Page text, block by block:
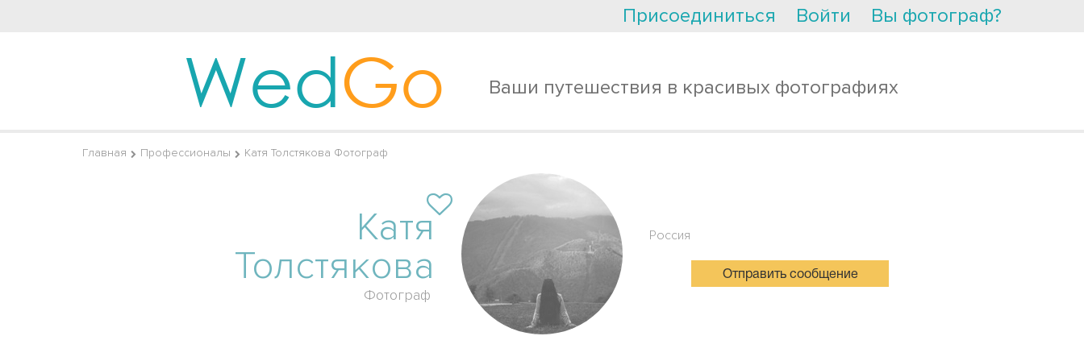
Присоединиться Войти Вы фотограф?
WedGo Ваши путешествия в красивых фотографиях
Главная Профессионалы Катя Толстякова Фотограф
Катя
Толстякова
Фотограф
Россия
Отправить сообщение